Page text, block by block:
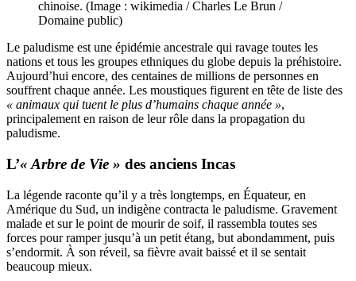
chinoise. (Image : wikimedia / Charles Le Brun /
Domaine public)
Le paludisme est une épidémie ancestrale qui ravage toutes les
nations et tous les groupes ethniques du globe depuis la préhistoire.
Aujourd’hui encore, des centaines de millions de personnes en
souffrent chaque année. Les moustiques figurent en tête de liste des
« animaux qui tuent le plus d’humains chaque année »,
principalement en raison de leur rôle dans la propagation du
paludisme.
L’« Arbre de Vie » des anciens Incas
La légende raconte qu’il y a très longtemps, en Équateur, en
Amérique du Sud, un indigène contracta le paludisme. Gravement
malade et sur le point de mourir de soif, il rassembla toutes ses
forces pour ramper jusqu’à un petit étang, but abondamment, puis
s’endormit. À son réveil, sa fièvre avait baissé et il se sentait
beaucoup mieux.